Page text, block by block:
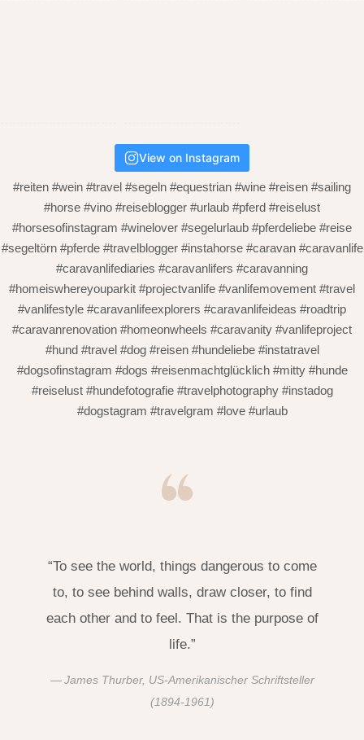
View on Instagram
#reiten #wein #travel #segeln #equestrian #wine #reisen #sailing
#horse #vino #reiseblogger #urlaub #pferd #reiselust
#horsesofinstagram #winelover #segelurlaub #pferdeliebe #reise
#segeltörn #pferde #travelblogger #instahorse #caravan #caravanlife
#caravanlifediaries #caravanlifers #caravanning
#homeiswhereyouparkit #projectvanlife #vanlifemovement #travel
#vanlifestyle #caravanlifeexplorers #caravanlifeideas #roadtrip
#caravanrenovation #homeonwheels #caravanity #vanlifeproject
#hund #travel #dog #reisen #hundeliebe #instatravel
#dogsofinstagram #dogs #reisenmachtglücklich #mitty #hunde
#reiselust #hundefotografie #travelphotography #instadog
#dogstagram #travelgram #love #urlaub
“To see the world, things dangerous to come
to, to see behind walls, draw closer, to find
each other and to feel. That is the purpose of
life.”
James Thurber, US-Amerikanischer Schriftsteller
(1894-1961)